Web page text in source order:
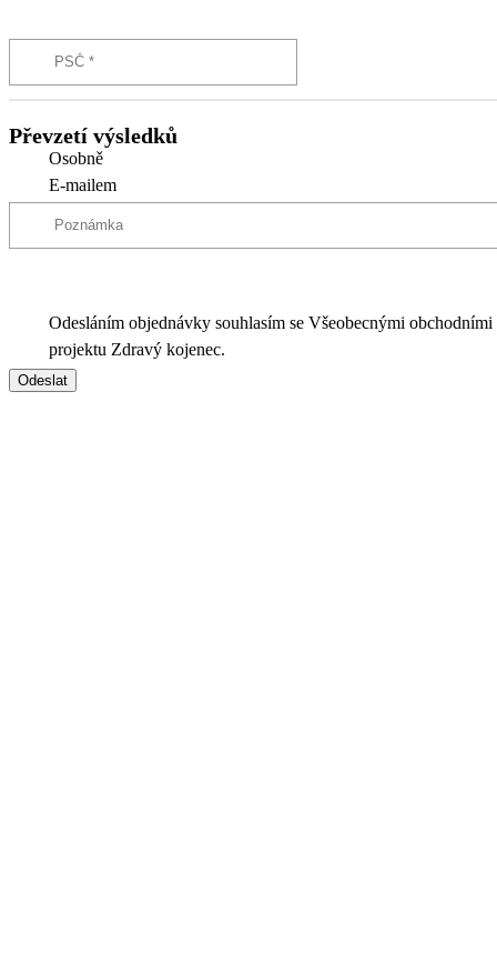
Převzetí výsledků
Osobně
E-mailem
Odesláním objednávky souhlasím se Všeobecnými
projektu Zdravý kojenec.